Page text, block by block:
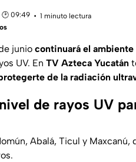
🕑 09:49
1 minuto lectura
junio continuará el ambiente
UV. En TV Azteca Yucatán
de la radiación
de rayos UV
Abalá, Ticul y